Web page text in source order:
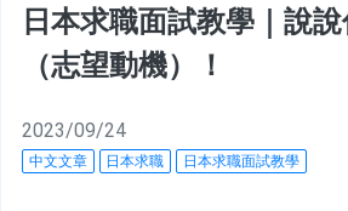
日本求職面試教學｜說
（志望動機）！
2023/09/24
中文文章 日本求職 日本求職面試教學